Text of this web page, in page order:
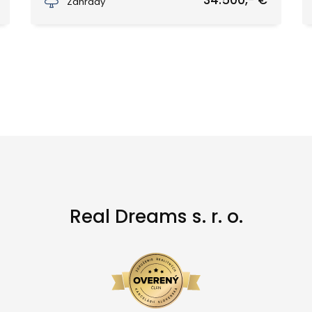
Real Dreams s. r. o.